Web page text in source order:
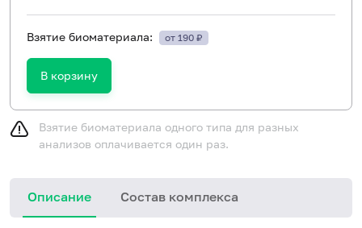
Взятие биоматериала: от 190 ₽
В корзину
Взятие биоматериала одного типа для разных
анализов оплачивается один раз.
Описание Состав комплекса